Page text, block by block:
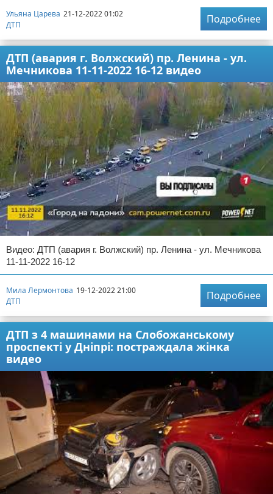
Ульяна Царева 21-12-2022 01:02
ДТП
Подробнее
ДТП (авария г. Волжский) пр. Ленина - ул.
Мечникова 11-11-2022 16-12 видео
Видео: ДТП (авария г. Волжский) пр. Ленина - ул. Мечникова
11-11-2022 16-12
Мила Лермонтова 19-12-2022 21:00
ДТП
Подробнее
ДТП з 4 машинами на Слобожанському
проспекті у Дніпрі: постраждала жінка
видео